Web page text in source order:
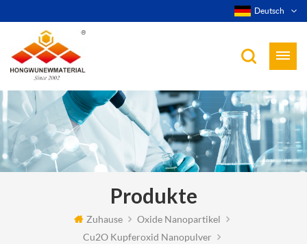
Deutsch
Produkte
Zuhause
Oxide Nanopartikel
Cu2O Kupferoxid Nanopulver